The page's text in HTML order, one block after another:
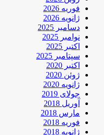
فوریه 2026
ژانویه 2026
دسامبر 2025
نوامبر 2025
اکتبر 2025
سپتامبر 2025
اکتبر 2020
ژوئن 2020
ژانویه 2020
جولای 2019
آوریل 2018
مارس 2018
فوریه 2018
ژانویه 2018